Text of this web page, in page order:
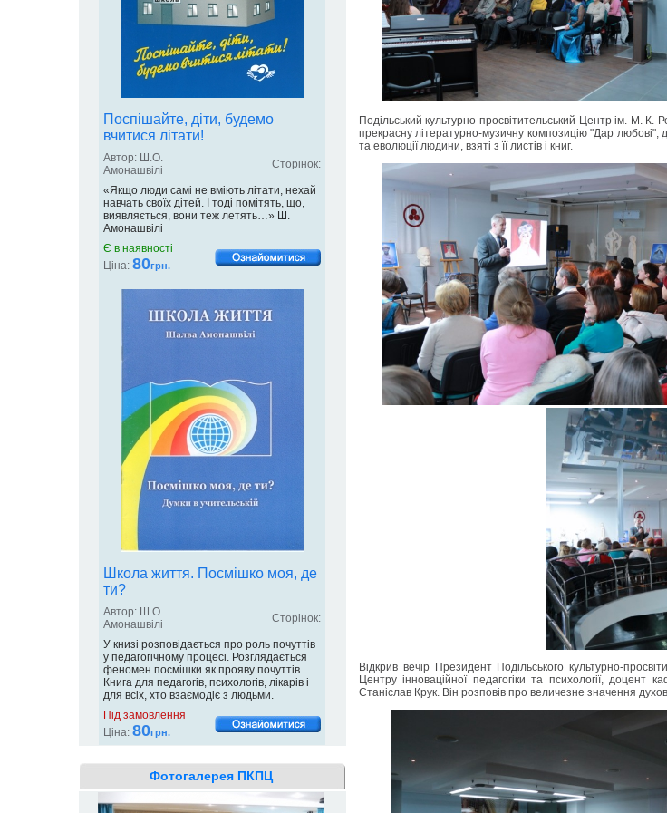
Поспішайте, діти, будемо
вчитися літати!
Автор: Ш.О.
Амонашвілі
Сторінок:
«Якщо люди самі не вміють літати, нехай
навчать своїх дітей. І тоді помітять, що,
виявляється, вони теж летять…» Ш.
Амонашвілі
Є в наявності
Ціна: 80грн.
Школа життя. Посмішко моя, де
ти?
Автор: Ш.О.
Амонашвілі
Сторінок:
У книзі розповідається про роль почуттів
у педагогічному процесі. Розглядається
феномен посмішки як прояву почуттів.
Книга для педагогів, психологів, лікарів і
для всіх, хто взаємодіє з людьми.
Під замовлення
Ціна: 80грн.
Фотогалерея ПКПЦ
Подільський культурно-просвітительський Центр ім. М. К.
прекрасну літературно-музичну композицію "Дар
та еволюції людини, взяті з її листів і книг.
Відкрив вечір Президент Подільського культурно-
Центру інноваційної педагогіки та психології, доцент
Станіслав Крук. Він розповів про величезне значення